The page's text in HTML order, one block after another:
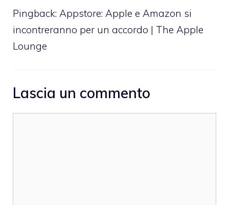
Pingback: Appstore: Apple e Amazon si
incontreranno per un accordo | The Apple
Lounge
Lascia un commento